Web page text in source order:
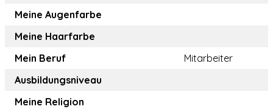
Meine Augenfarbe
Meine Haarfarbe
Mein Beruf
Mitarbeiter
Ausbildungsniveau
Meine Religion